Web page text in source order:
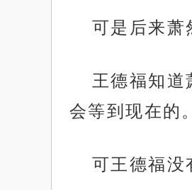
可是后来萧
王德福知道
会等到现在的。
可王德福没